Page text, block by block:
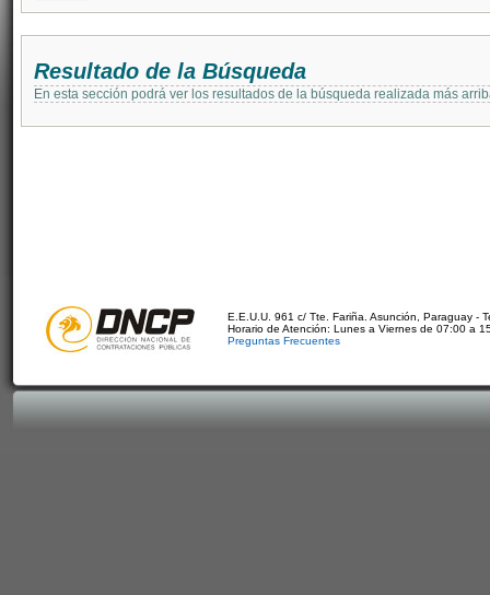
Resultado de la Búsqueda
En esta sección podrá ver los resultados de la búsqueda realizada más
E.E.U.U. 961 c/ Tte. Fariña. Asunción, Paraguay -
Horario de Atención: Lunes a Viernes de 07:00 a
Preguntas Frecuentes